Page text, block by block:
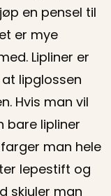
en pensel til
er mye
Lipliner er
lipglossen
Hvis man vil
bare lipliner
man hele
lepestift og
skjuler man